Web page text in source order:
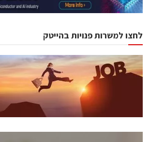
לחצו למשרות פנויות בהייטק